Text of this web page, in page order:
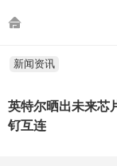
新闻资讯
英特尔晒出未来芯
钌互连